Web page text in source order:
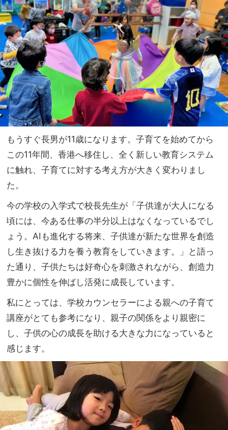
もうすぐ長男が11歳になります。子育てを始めてから
この11年間、香港へ移住し、全く新しい教育システム
に触れ、 子育てに対する考え方が大きく変わりまし
た。
今の学校の入学式で校長先生が「子供達が大人になる
頃には、 今ある仕事の半分以上はなくなっているでし
ょう。AIも進化する将来、 子供達が新たな世界を創造
し生き抜ける力を養う教育をしていきます。」と語っ
た通り、子供たちは好奇心を刺激されながら、 創造力
豊かに個性を伸ばし活発に成長しています。
私にとっては、 学校カウンセラーによる親への子育て
講座がとても参考になり、 親子の関係をより親密に
し、 子供の心の成長を助ける大きな力になっていると
感じます。